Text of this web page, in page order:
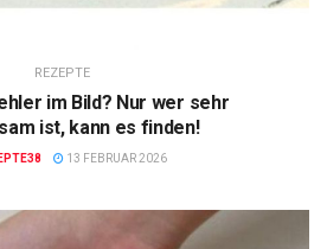
REZEPTE
im Bild? Nur wer sehr
ist, kann es finden!
13 FEBRUAR 2026